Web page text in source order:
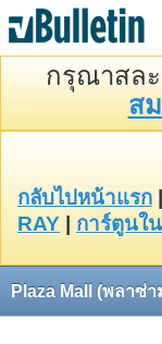
กรุณาสละ
ส
กลับไปหน้าแรก
RAY
การ์ตูนใ
Plaza Mall (พลาซ่